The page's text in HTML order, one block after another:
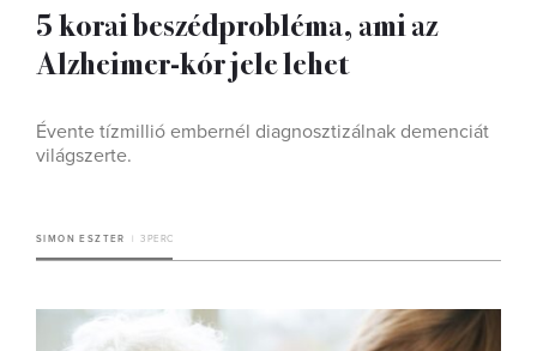
5 korai beszédprobléma, ami az
Alzheimer-kór jele lehet
Évente tízmillió embernél diagnosztizálnak demenciát
világszerte.
SIMON ESZTER 3 PERC